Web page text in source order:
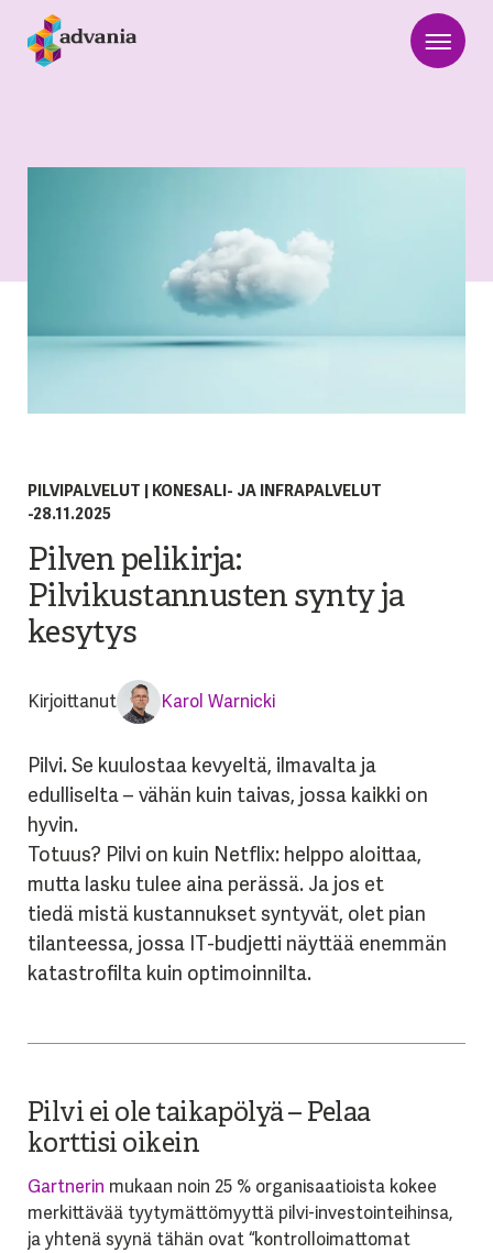
PILVIPALVELUT | KONESALI- JA INFRAPALVELUT
-28.11.2025
Pilven pelikirja:
Pilvikustannusten synty ja
kesytys
Kirjoittanut Karol Warnicki
Pilvi. Se kuulostaa kevyeltä, ilmavalta ja
edulliselta – vähän kuin taivas, jossa kaikki on
hyvin.
Totuus? Pilvi on kuin Netflix: helppo aloittaa,
mutta lasku tulee aina perässä. Ja jos et
tiedä mistä kustannukset syntyvät, olet pian
tilanteessa, jossa IT-budjetti näyttää enemmän
katastrofilta kuin optimoinnilta.
Pilvi ei ole taikapölyä – Pelaa
korttisi oikein
Gartnerin mukaan noin 25 % organisaatioista kokee
merkittävää tyytymättömyyttä pilvi-investointeihinsa,
ja yhtenä syynä tähän ovat “kontrolloimattomat